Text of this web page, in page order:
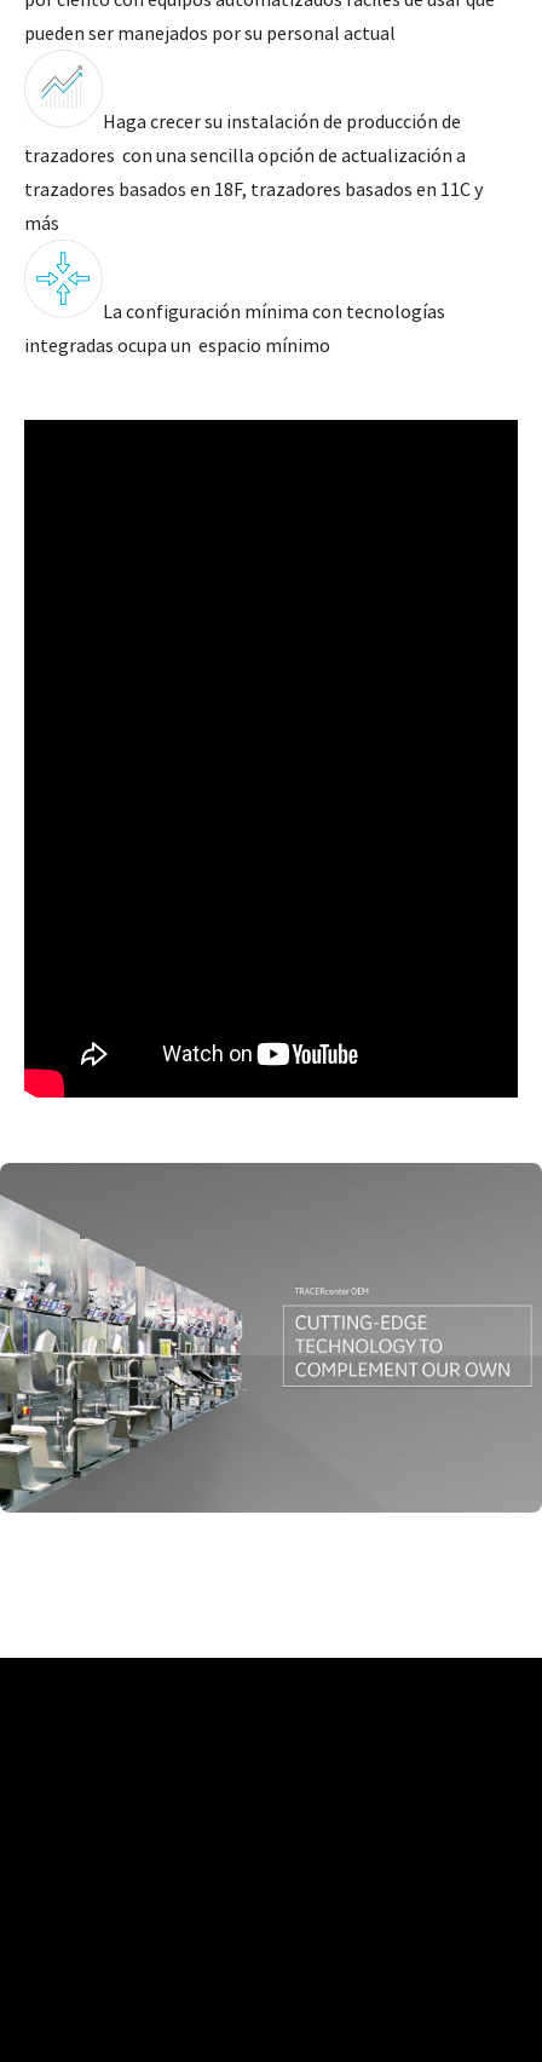
pueden ser manejados por su personal actual
Haga crecer su instalación de producción de
trazadores con una sencilla opción de actualización a
trazadores basados en 18F, trazadores basados en 11C y
más
La configuración mínima con tecnologías
integradas ocupa un espacio mínimo